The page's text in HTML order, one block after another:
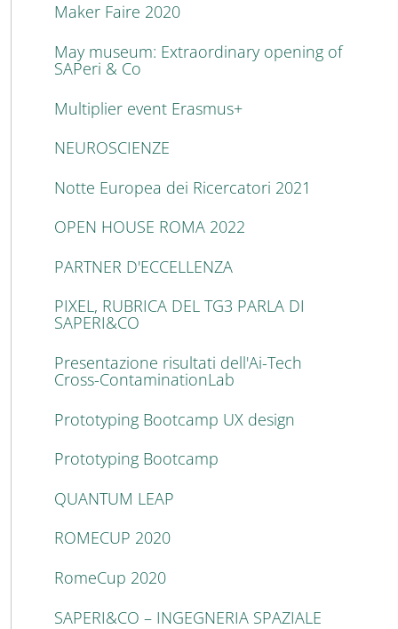
Maker Faire 2020
May museum: Extraordinary opening of
SAPeri & Co
Multiplier event Erasmus+
NEUROSCIENZE
Notte Europea dei Ricercatori 2021
OPEN HOUSE ROMA 2022
PARTNER D'ECCELLENZA
PIXEL, RUBRICA DEL TG3 PARLA DI
SAPERI&CO
Presentazione risultati dell'Ai-Tech
Cross-ContaminationLab
Prototyping Bootcamp UX design
Prototyping Bootcamp
QUANTUM LEAP
ROMECUP 2020
RomeCup 2020
SAPERI&CO – INGEGNERIA SPAZIALE